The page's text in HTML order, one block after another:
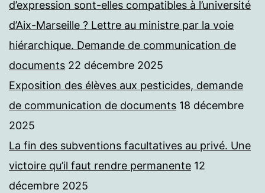
d’expression sont-elles compatibles à l’université
d’Aix-Marseille ? Lettre au ministre par la voie
hiérarchique. Demande de communication de
documents 22 décembre 2025
Exposition des élèves aux pesticides, demande
de communication de documents 18 décembre
2025
La fin des subventions facultatives au privé. Une
victoire qu’il faut rendre permanente 12
décembre 2025